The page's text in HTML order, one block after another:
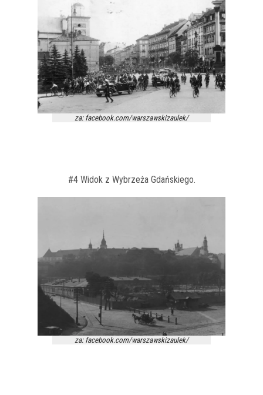
za: facebook.com/warszawskizaulek/
#4 Widok z Wybrzeża Gdańskiego.
za: facebook.com/warszawskizaulek/